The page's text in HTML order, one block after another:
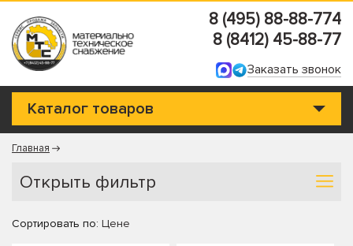
8 (495) 88-88-774
8 (8412) 45-88-77
Заказать звонок
Каталог товаров
Главная
Открыть фильтр
Сортировать по: Цене